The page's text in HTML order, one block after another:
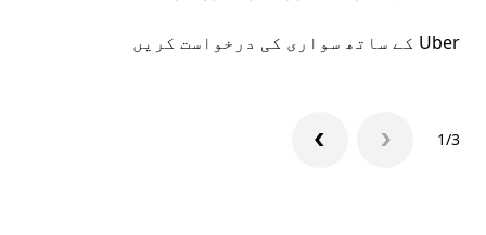
Uber کے ساتھ سواری کی درخواست کریں
1/3